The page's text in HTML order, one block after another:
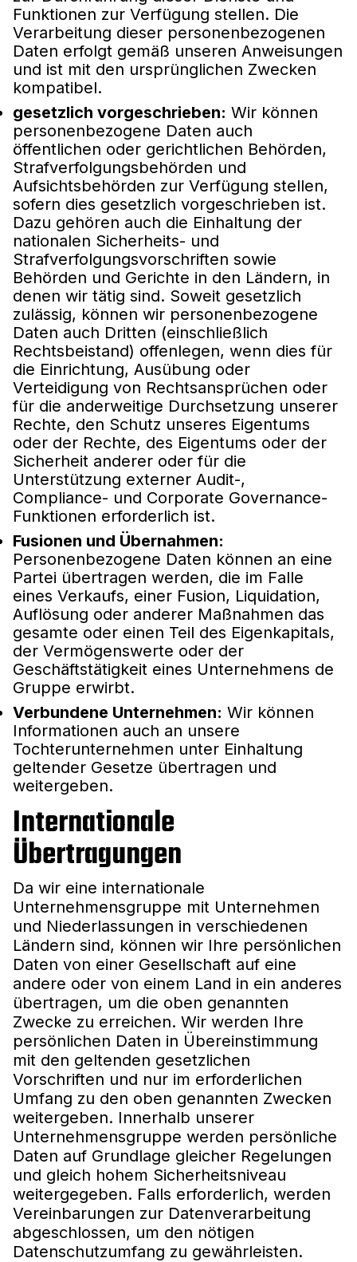
Funktionen zur Verfügung stellen. Die
Verarbeitung dieser personenbezogenen
Daten erfolgt gemäß unseren Anweisungen
und ist mit den ursprünglichen Zwecken
kompatibel.
gesetzlich vorgeschrieben: Wir können
personenbezogene Daten auch
öffentlichen oder gerichtlichen Behörden,
Strafverfolgungsbehörden und
Aufsichtsbehörden zur Verfügung stellen,
sofern dies gesetzlich vorgeschrieben ist.
Dazu gehören auch die Einhaltung der
nationalen Sicherheits- und
Strafverfolgungsvorschriften sowie
Behörden und Gerichte in den Ländern, in
denen wir tätig sind. Soweit gesetzlich
zulässig, können wir personenbezogene
Daten auch Dritten (einschließlich
Rechtsbeistand) offenlegen, wenn dies für
die Einrichtung, Ausübung oder
Verteidigung von Rechtsansprüchen oder
für die anderweitige Durchsetzung unserer
Rechte, den Schutz unseres Eigentums
oder der Rechte, des Eigentums oder der
Sicherheit anderer oder für die
Unterstützung externer Audit-,
Compliance- und Corporate Governance-
Funktionen erforderlich ist.
Fusionen und Übernahmen:
Personenbezogene Daten können an eine
Partei übertragen werden, die im Falle
eines Verkaufs, einer Fusion, Liquidation,
Auflösung oder anderer Maßnahmen das
gesamte oder einen Teil des Eigenkapitals,
der Vermögenswerte oder der
Geschäftstätigkeit eines Unternehmens de
Gruppe erwirbt.
Verbundene Unternehmen: Wir können
Informationen auch an unsere
Tochterunternehmen unter Einhaltung
geltender Gesetze übertragen und
weitergeben.
Internationale
Übertragungen
Da wir eine internationale
Unternehmensgruppe mit Unternehmen
und Niederlassungen in verschiedenen
Ländern sind, können wir Ihre persönlichen
Daten von einer Gesellschaft auf eine
andere oder von einem Land in ein anderes
übertragen, um die oben genannten
Zwecke zu erreichen. Wir werden Ihre
persönlichen Daten in Übereinstimmung
mit den geltenden gesetzlichen
Vorschriften und nur im erforderlichen
Umfang zu den oben genannten Zwecken
weitergeben. Innerhalb unserer
Unternehmensgruppe werden persönliche
Daten auf Grundlage gleicher Regelungen
und gleich hohem Sicherheitsniveau
weitergegeben. Falls erforderlich, werden
Vereinbarungen zur Datenverarbeitung
abgeschlossen, um den nötigen
Datenschutzumfang zu gewährleisten.